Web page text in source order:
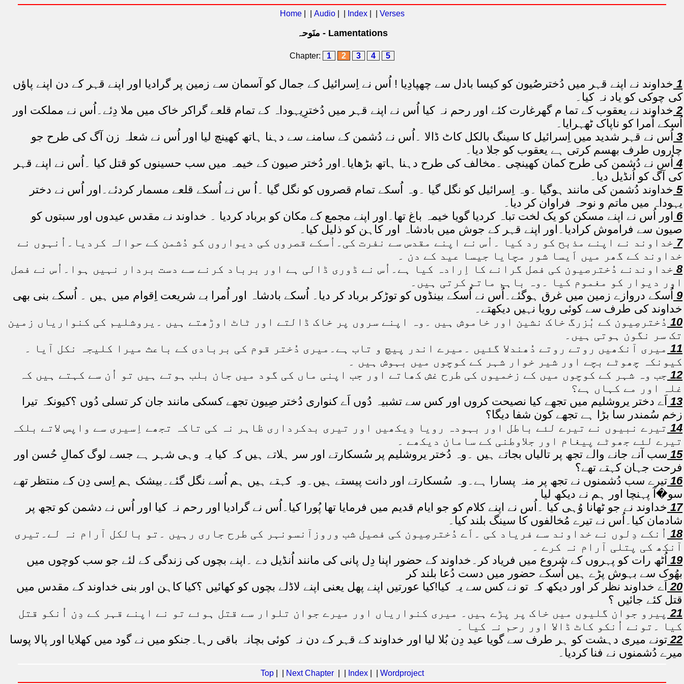
Home| | Audio| | Index| | Verses
منَوحہ - Lamentations
Chapter: 1 2 3 4 5
1 خداوند نے اپنے قہر میں دُخترصُیون کو کیسا بادل سے چھپادِیا ! اُس نے اِسرائیل کے جمال کو آسمان سے زمین پر گرادیا اور اپنے قہر کے دن اپنے پاؤں
کی چوکی کو یاد نہ کیا۔
2 خداوند نے یعقوب کے تما م گھرغارت کئے اور رحم نہ کیا اُس نے اپنے قہر میں دُخترِیہوداہ کے تمام قلعے گراکر خاک میں ملا دِئے۔اُس نے مملکت اور
اُسکے اُمرا کو ناپاک ٹھہرایا۔
3 اُس نے قہر شدید میں اِسرائیل کا سینگ بالکل کاٹ ڈالا ۔اُس نے دُشمن کے سامنے سے دہنا ہاتھ کھینچ لیا اور اُس نے شعلہ زن آگ کی طرح جو
چاروں طرف بھسم کرتی ہے یعقوب کو جلا دیا۔
4 اُس نے دُشمن کی طرح کمان کھینچی ۔مخالف کی طرح دہنا ہاتھ بڑھایا۔اور دُختر صیون کے خیمہ میں سب حسینوں کو قتل کیا ۔اُس نے اپنے قہر
کی آگ کو اُنڈیل دیا۔
5 خداوند دُشمن کی مانند ہوگیا ۔وہ اِسرائیل کو نگل گیا ۔وہ اُسکے تمام قصروں کو نگل گیا ۔اُ س نے اُسکے قلعے مسمار کردئے۔اور اُس نے دختر
یہوداہ میں ماتم و نوحہ فراوان کر دیا۔
6 اور اُس نے اپنے مسکن کو یک لخت تباہ کردیا گویا خیمہ باغ تھا۔اور اپنے مجمع کے مکان کو برباد کردیا ۔ خداوند نے مقدس عیدوں اور سبتوں کو
صیون سے فراموش کرادیا۔اور اپنے قہر کے جوش میں بادشاہ اور کاہن کو ذلیل کیا۔
7 خداوند نے اپنے مذبح کو رد کیا ۔اُس نے اپنے مقدس سے نفرت کی۔اُسکے قصروں کی دیواروں کو دُشمن کے حوالہ کردیا۔اُنہوں نے
خداوند کے گھر میں اَیسا شور مچایا جیسا عید کے دن ۔
8 خداوندنے دُخترصیون کی فصل گرانے کا اِرادہ کیا ہے۔اُس نے ڈوری ڈالی ہے اور برباد کرنے سے دست بردار نہیں ہوا۔اُس نے فصل
اور دیوار کو مغموم کیا ۔وہ باہم ماتم کرتی ہیں۔
9 اُسکے دروازے زمین میں غرق ہوگئے۔اُس نے اُسکے بینڈوں کو توڑکر برباد کر دیا۔ اُسکے بادشاہ اور اُمرا بے شریعت اِقوام میں ہیں ۔ اُسکے بنی بھی
خداوند کی طرف سے کوئی رویا نہیں دیکھتے۔
10 دُخترصِیون کے بُزرگ خاک نشین اور خاموش ہیں ۔وہ اپنے سروں پر خاک ڈالتے اور ٹاٹ اوڑھتے ہیں ۔یروشلیم کی کنواریاں زمین
تک سر نگون ہوتی ہیں۔
11 میری آنکھیں روتے روتے دُھندلا گئیں ۔میرے اندر پیچ و تاب ہے۔میری دُختر قوم کی بربادی کے باعث میرا کلیجہ نکل آیا ۔
کیونکہ چھوٹے بچے اور شیر خوار شہر کے کوچوں میں بہوش ہیں ۔
12 جب وہ شہر کے کوچوں میں کے زخمیوں کی طرح غش کھاتے اور جب اپنی ماں کی گود میں جان بلب ہوتے ہیں تو اُن سے کہتے ہیں کہ
غلہ اور مے کہاں ہے؟
13 اَے دختر یروشلیم میں تجھے کیا نصیحت کروں اور کس سے تشبیہ دُوں اَے کنواری دُختر صِیون تجھے کسکی مانند جان کر تسلی دُوں ؟کیونکہ تیرا
زخم سُمندر سا بڑا ہے تجھے کون شفا دیگا؟
14 تیرے نبیوں نے تیرے لئے باطل اور بہودہ رویا دِیکھیں اور تیری بدکرداری ظاہر نہ کی تاکہ تجھے اِسیری سے واپس لاتے بلکہ
تیرے لئے جھوٹے پیغام اور جلاوطنی کے سامان دیکھے ۔
15 سب آنے جانے والے تجھ پر تالیاں بجاتے ہیں ۔وہ دُختر یروشلیم پر سُسکارتے اور سر ہلاتے ہیں کہ کیا یہ وہی شہر ہے جسے لوگ کمالِ حُسن اور
فرحت جہان کہتے تھے؟
16 تیرے سب دُشمنوں نے تجھ پر منہ پسارا ہے۔وہ سُسکارتے اور دانت پیستے ہیں۔وہ کہتے ہیں ہم اُسے نگل گئے۔بیشک ہم اِسی دِن کے منتظر تھے
سو�آ پہنچا اور ہم نے دیکھ لیا
17 خداوند نے جو ٹھانا وُہی کیا ۔اُس نے اپنے کلام کو جو ایام قدیم میں فرمایا تھا پُورا کیا۔اُس نے گرادیا اور رحم نہ کیا اور اُس نے دشمن کو تجھ پر
شادمان کیا۔اُس نے تیرے مُخالفوں کا سینگ بلند کیا۔
18 اُنکے دِلوں نے خداوند سے فریاد کی ۔اَے دُخترصِیون کی فصیل شب وروزآنسونہر کی طرح جاری رہیں ۔تو بالکل آرام نہ لے۔تیری
آنکھ کی پتلی آرام نہ کرے ۔
19 اُٹھ رات کو پہروں کے شروع میں فریاد کر۔خداوند کے حضور اپنا دِل پانی کی مانند اُنڈیل دے ۔اپنے بچوں کی زندگی کے لئے جو سب کوچوں میں
بھُوک سے بہوش پڑے ہیں اُسکے حضور میں دست دُعا بلند کر
20 اَے خداوند نظر کر اور دیکھ کہ تو نے کس سے یہ کیا!کیا عورتیں اپنے پھل یعنی اپنے لاڈلے بچوں کو کھائیں ؟کیا کاہن اور بنی خداوند کے مقدس میں
قتل کئے جائیں ؟
21 پیرو جوان گلیوں میں خاک پر پڑے ہیں۔ میری کنواریاں اور میرے جوان تلوار سے قتل ہوئے تو نے اپنے قہر کے دِن اُنکو قتل
کیا ۔تونے اُنکو کاٹ ڈالا اور رحم نہ کیا ۔
22 تونے میری دہشت کو ہر طرف سے گویا عید دِن بُلا لیا اور خداوند کے قہر کے دن نہ کوئی بچانہ باقی رہا۔جنکو میں نے گود میں کھلایا اور پالا پوسا
میرے دُشمنوں نے فنا کردیا۔
Top| | Next Chapter Index| | Wordproject